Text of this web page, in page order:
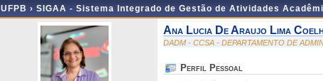
UFPB › SIGAA - Sistema Integrado de Gestão de Atividades
Ana Lucia De Araujo Lima
DADM - CCSA - DEPARTAMENTO DE
Perfil Pessoal